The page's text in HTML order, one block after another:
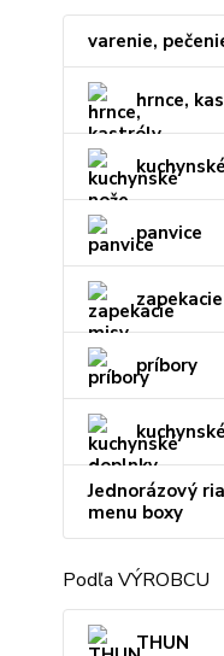
varenie,
hrnce,
panvice
príbory
Jednorázový
menu boxy
Podľa VÝROBCU
THUN